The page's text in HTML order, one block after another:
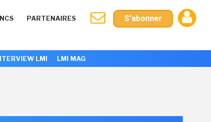
PARTENAIRES S'abonner
LMI LMI MAG